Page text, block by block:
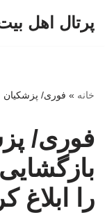
پرتال اهل
خانه » فوری/ پزشکیان
فوری/
را ابلاغ